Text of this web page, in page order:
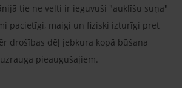
tie ne velti ir ieguvuši "auklīšu suņa"
pacietīgi, maigi un fiziski izturīgi pret
drošības dēļ jebkura kopā būšana
pieaugušajiem.